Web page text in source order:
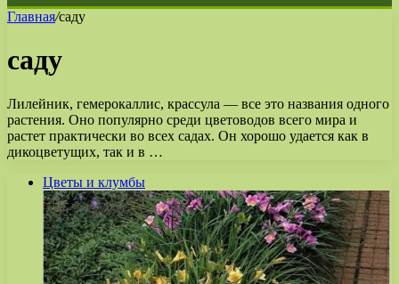
Главная/саду
саду
Лилейник, гемерокаллис, крассула — все это названия одного
растения. Оно популярно среди цветоводов всего мира и
растет практически во всех садах. Он хорошо удается как в
дикоцветущих, так и в …
Цветы и клумбы